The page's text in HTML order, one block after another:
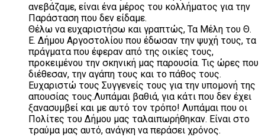
ανεβάζαμε, είναι ένα μέρος του κολλήματος για την
Παράσταση που δεν είδαμε.
Θέλω να ευχαριστήσω και γραπτώς, Τα Μέλη του Θ.
Ε. Δήμου Αργοστολίου που έδωσαν την ψυχή τους, τα
πράγματα που έφεραν από της οικίες τους,
προκειμένου την σκηνική μας παρουσία. Τις ώρες που
διέθεσαν, την αγάπη τους και το πάθος τους.
Ευχαριστώ τους Συγγενείς τους για την υπομονή της
απουσίας τους.Λυπάμαι βαθιά, για κάτι που δεν έχει
ξανασυμβεί και με αυτό τον τρόπο! Λυπάμαι που οι
Πολίτες του Δήμου μας ταλαιπωρήθηκαν. Είναι στο
τραύμα μας αυτό, ανάγκη να περάσει χρόνος.